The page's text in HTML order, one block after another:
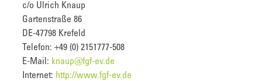
c/o Ulrich Knaup
Gartenstraße 86
DE-47798 Krefeld
Telefon: +49 (0) 2151777-508
E-Mail: knaup@fgf-ev.de
Internet: http://www.fgf-ev.de